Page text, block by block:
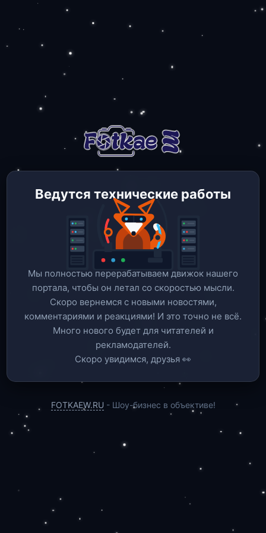
Ведутся технические работы
Мы полностью перерабатываем движок нашего
портала, чтобы он летал со скоростью мысли.
Скоро вернемся c новыми новостями,
комментариями и реакциями! И это точно не всё.
Много нового будет для читателей и
рекламодателей.
Скоро увидимся, друзья 👀
FOTKAEW.RU - Шоу-бизнес в объективе!